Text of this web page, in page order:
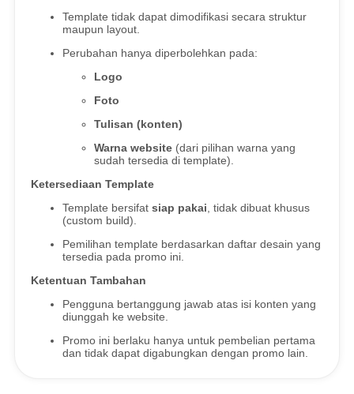
Template tidak dapat dimodifikasi secara struktur
maupun layout.
Perubahan hanya diperbolehkan pada:
Logo
Foto
Tulisan (konten)
Warna website (dari pilihan warna yang
sudah tersedia di template).
Ketersediaan Template
Template bersifat siap pakai , tidak dibuat khusus
(custom build).
Pemilihan template berdasarkan daftar desain yang
tersedia pada promo ini.
Ketentuan Tambahan
Pengguna bertanggung jawab atas isi konten yang
diunggah ke website.
Promo ini berlaku hanya untuk pembelian pertama
dan tidak dapat digabungkan dengan promo lain.